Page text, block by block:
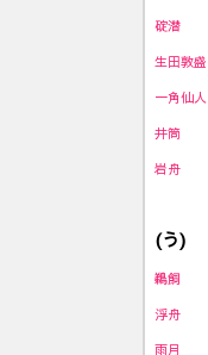
碇潜
生田敦盛
一角仙人
井筒
岩舟
(う)
鵜飼
浮舟
雨月